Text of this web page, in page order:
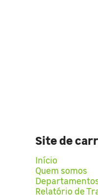
Site de
Início
Quem somos
Relatório de